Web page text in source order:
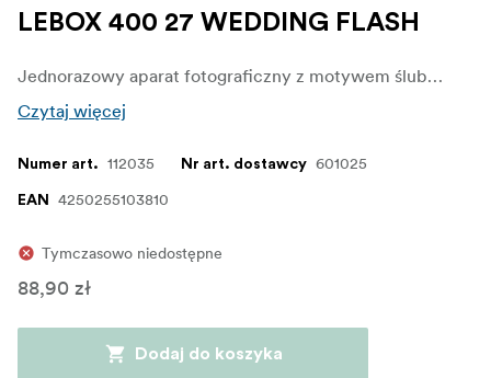
LEBOX 400 27 WEDDING FLASH
Jednorazowy aparat fotograficzny z motywem ślubnym i wbudowaną lampą błyskową. Załadowany kolorowym filmem negatywowym ISO 400. Daje 27 ekspozycji.
Czytaj więcej
Numer art. 112035 Nr art. dostawcy 601025
EAN 4250255103810
Tymczasowo niedostępne
88,90 zł
Dodaj do koszyka